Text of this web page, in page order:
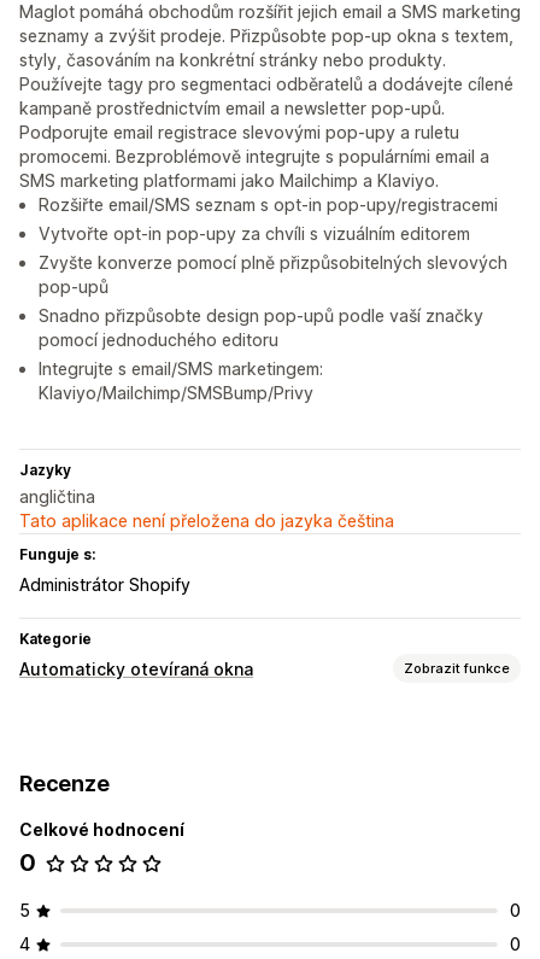
Maglot pomáhá obchodům rozšířit jejich email a SMS marketing
seznamy a zvýšit prodeje. Přizpůsobte pop-up okna s textem,
styly, časováním na konkrétní stránky nebo produkty.
Používejte tagy pro segmentaci odběratelů a dodávejte cílené
kampaně prostřednictvím email a newsletter pop-upů.
Podporujte email registrace slevovými pop-upy a ruletu
promocemi. Bezproblémově integrujte s populárními email a
SMS marketing platformami jako Mailchimp a Klaviyo.
Rozšiřte email/SMS seznam s opt-in pop-upy/registracemi
Vytvořte opt-in pop-upy za chvíli s vizuálním editorem
Zvyšte konverze pomocí plně přizpůsobitelných slevových
pop-upů
Snadno přizpůsobte design pop-upů podle vaší značky
pomocí jednoduchého editoru
Integrujte s email/SMS marketingem:
Klaviyo/Mailchimp/SMSBump/Privy
Jazyky
angličtina
Tato aplikace není přeložena do jazyka čeština
Funguje s:
Administrátor Shopify
Kategorie
Automaticky otevíraná okna Zobrazit funkce
Automaticky otevíraná okna pro e-maily
Automaticky otevíraná okna pro SMS
Důvod opuštění stránky
Automaticky otevíraná okna pro souhlas
Vlastní automaticky otevíraná okna
Recenze
Celkové hodnocení
0
5
0
4
0